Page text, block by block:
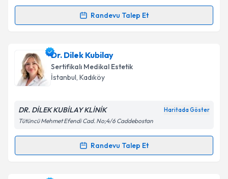
kapsamda işlenmesini kabul ediyorum.
Randevu Talep Et
Randevu Takvimi Talebi
Dr. Hilal Koral için randevu takvimi talebi oluşturun.
Size bu uzmandan randevu almanız için bir takvim
hazırlandığında e-posta ile bilgilendireceğiz.
Kişisel verilerimin işlenmesine ilişkin
Metni'ni okudum ve kişisel verilerimin belirtilen
Dr. Dilek Kubilay
Sertifikalı Medikal Estetik
İstanbul, Kadıköy
DR. DİLEK KUBİLAY KLİNİK Haritada Göster
Tütüncü Mehmet Efendi Cad. No;4/6 Caddebostan
Randevu Talep Et
Randevu Takvimi Talebi